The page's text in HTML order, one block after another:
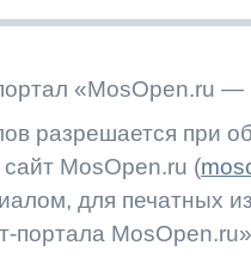
«MosOpen.ru —
разрешается при
MosOpen.ru (
для печатных
портала